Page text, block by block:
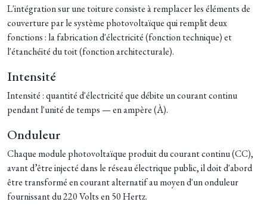
L'intégration sur une toiture consiste à remplacer les éléments de
couverture par le système photovoltaïque qui remplit deux
fonctions : la fabrication d'électricité (fonction technique) et
l'étanchéité du toit (fonction architecturale).
Intensité
Intensité : quantité d'électricité que débite un courant continu
pendant l'unité de temps — en ampère (À).
Onduleur
Chaque module photovoltaïque produit du courant continu (CC),
avant d’être injecté dans le réseau électrique public, il doit d'abord
être transformé en courant alternatif au moyen d'un onduleur
fournissant du 220 Volts en 50 Hertz.